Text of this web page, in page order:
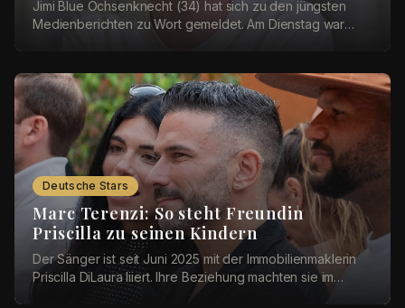
Jimi Blue Ochsenknecht (34) hat sich zu den jüngsten
Medienberichten zu Wort gemeldet. Am Dienstag war
Deutsche Stars
Marc Terenzi: So steht Freundin
Priscilla zu seinen Kindern
Der Sänger ist seit Juni 2025 mit der Immobilienmaklerin
Priscilla DiLaura liiert. Ihre Beziehung machten sie im